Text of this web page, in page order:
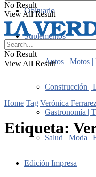
Obituario
Suplementos
Autos | Motos |
Construcción |
Gastronomía |
Salud | Moda |
Edición Impresa
No Result
View All Result
No Result
View All Result
Home Tag Verónica
Etiqueta: